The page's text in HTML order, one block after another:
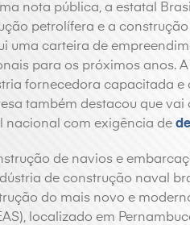
nota pública, a estatal
petrolífera e a
uma carteira de
para os próximos anos.
fornecedora capacitada e
também destacou que
nacional com exigência de
de navios e
de construção naval
do mais novo e
localizado em